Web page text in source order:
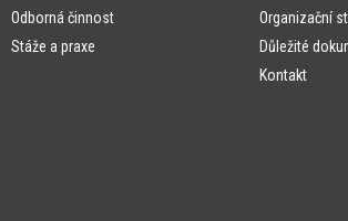
Odborná činnost
Stáže a praxe
Organizační
Důležité
Kontakt